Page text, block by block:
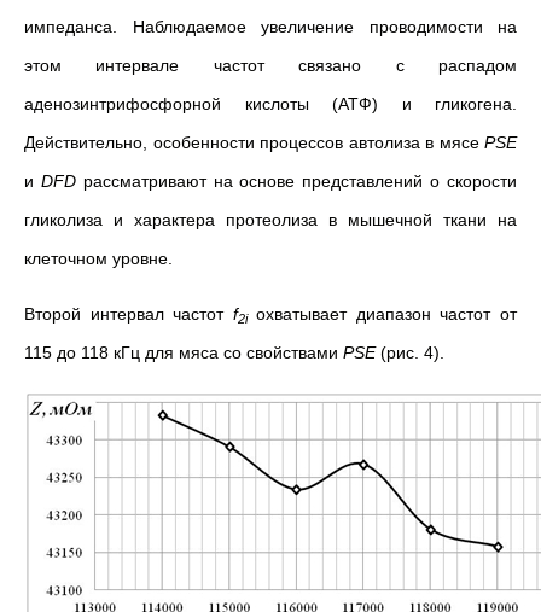
импеданса. Наблюдаемое увеличение проводимости на
этом интервале частот связано с распадом
аденозинтрифосфорной кислоты (АТФ) и гликогена.
Действительно, особенности процессов автолиза в мясе PSE
и DFDрассматривают на основе представлений о скорости
гликолиза и характера протеолиза в мышечной ткани на
клеточном уровне.
Второй интервал частот f2iохватывает диапазон частот от
115 до 118 кГц для мяса со свойствами PSE(рис. 4).